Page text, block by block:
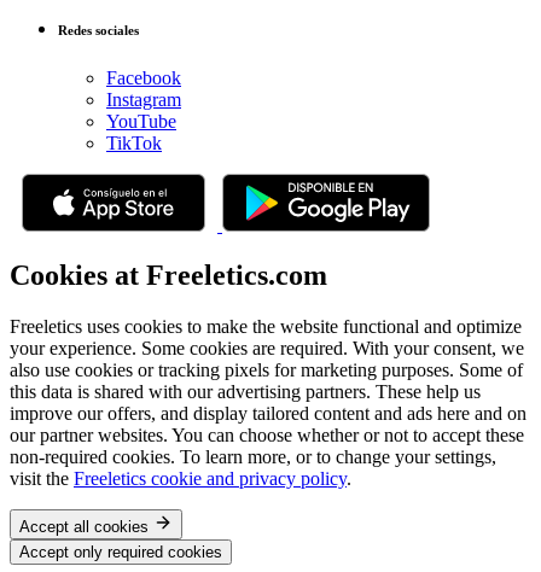
Redes sociales
Facebook
Instagram
YouTube
TikTok
Cookies at Freeletics.com
Freeletics uses cookies to make the website functional and optimize
your experience. Some cookies are required. With your consent, we
also use cookies or tracking pixels for marketing purposes. Some of
this data is shared with our advertising partners. These help us
improve our offers, and display tailored content and ads here and on
our partner websites. You can choose whether or not to accept these
non-required cookies. To learn more, or to change your settings,
visit the Freeletics cookie and privacy policy.
Accept all cookies
Accept only required cookies